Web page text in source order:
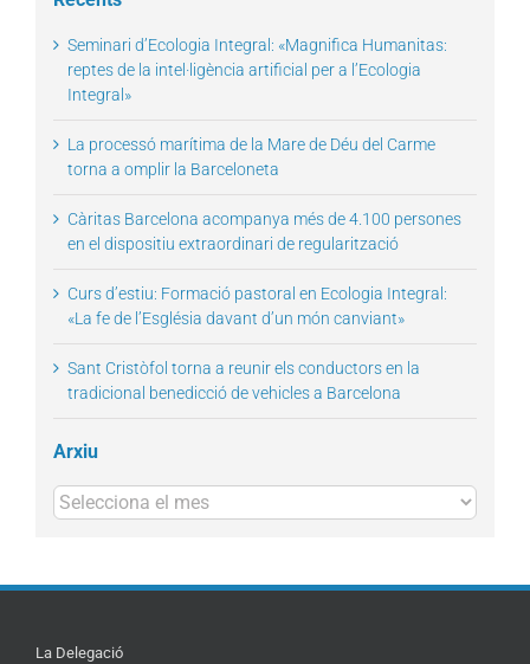
Seminari d’Ecologia Integral: «Magnifica Humanitas:
reptes de la intel·ligència artificial per a l’Ecologia
Integral»
La processó marítima de la Mare de Déu del Carme
torna a omplir la Barceloneta
Càritas Barcelona acompanya més de 4.100 persones
en el dispositiu extraordinari de regularització
Curs d’estiu: Formació pastoral en Ecologia Integral:
«La fe de l’Església davant d’un món canviant»
Sant Cristòfol torna a reunir els conductors en la
tradicional benedicció de vehicles a Barcelona
Arxiu
Arxius
La Delegació